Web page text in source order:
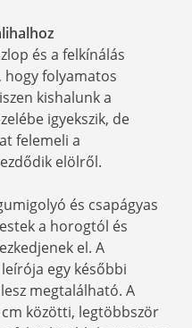
és a felkínálás
hogy folyamatos
kishalunk a
igyekszik, de
felemeli a
elölről.
és csapágyas
a horogtól és
el. A
egy későbbi
megtalálható. A
közötti, legtöbbször